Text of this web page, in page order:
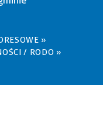
»
/ RODO »